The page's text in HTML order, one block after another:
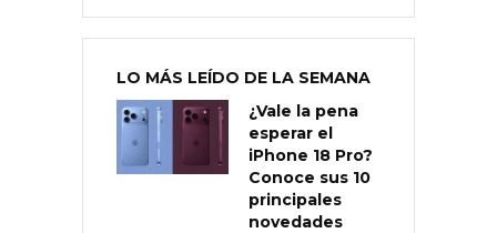
LO MÁS LEÍDO DE LA SEMANA
¿Vale la pena
esperar el
iPhone 18 Pro?
Conoce sus 10
principales
novedades